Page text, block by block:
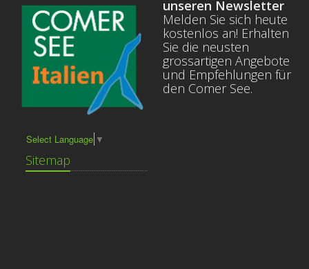
Select Language ▼
Sitemap
unseren Newsletter
Melden Sie sich heute
kostenlos an! Erhalten
Sie die neusten
grossartigen Angebote
und Empfehlungen für
den Comer See.